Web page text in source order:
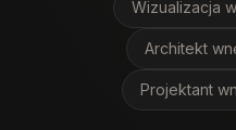
Wizualizacja
Architekt
Projektant